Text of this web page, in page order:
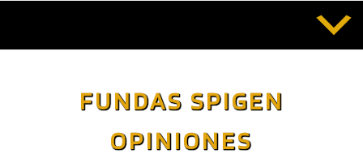
contenido
FUNDAS SPIGEN
OPINIONES